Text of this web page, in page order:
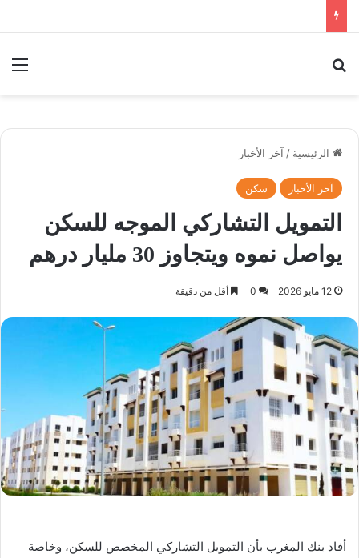
الرئيسية / آخر الأخبار
آخر الأخبار سكن
التمويل التشاركي الموجه للسكن
يواصل نموه ويتجاوز 30 مليار درهم
12 مايو 2026 0 أقل من دقيقة
أفاد بنك المغرب بأن التمويل التشاركي المخصص للسكن، وخاصة